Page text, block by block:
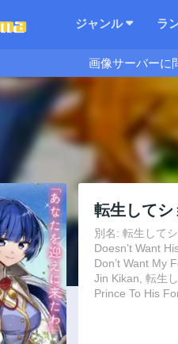
ジャンル ラ
画像サーバーに
転生してシ
別名: 転生して
Doesn’t Want
Don’t Want My
Jin Kikan, 転生
Prince To His